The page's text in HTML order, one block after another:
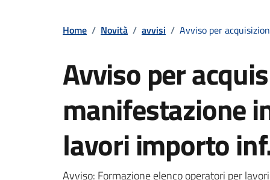
Home / Novità / avvisi / Avviso per
Avviso per
manifestazione
lavori importo
Avviso: Formazione elenco operatori per